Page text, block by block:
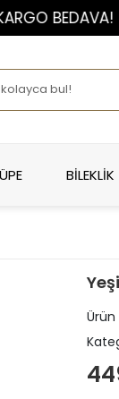
BEDAVA!
BİLEKLİK
Ürün